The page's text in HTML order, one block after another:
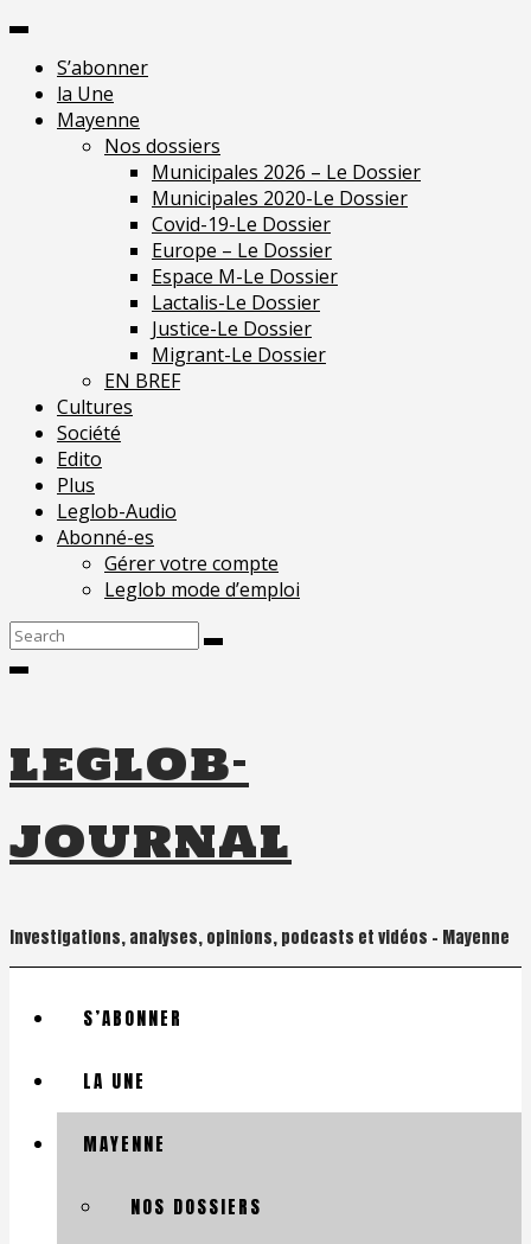
Skip
contentS’abonner
la Une
Mayenne
Nos dossiers
Municipales 2026 – Le Dossier
Municipales 2020-Le Dossier
Covid-19-Le Dossier
Europe – Le Dossier
Espace M-Le Dossier
Lactalis-Le Dossier
Justice-Le Dossier
Migrant-Le Dossier
EN BREF
Cultures
Société
Edito
Plus
Leglob-Audio
Abonné-es
Gérer votre compte
Leglob mode d’emploi
Search
leglob-
journal
Investigations, analyses, opinions, podcasts et vidéos – Mayenne
S’ABONNER
LA UNE
MAYENNE
NOS DOSSIERS
indépendante en
Mayenne